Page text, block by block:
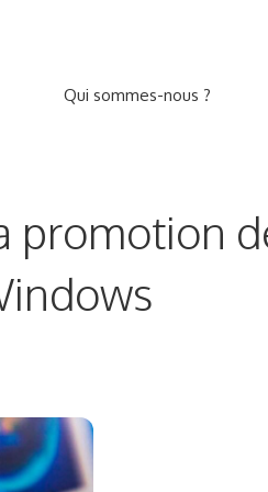
Qui sommes-nous ?
promotion